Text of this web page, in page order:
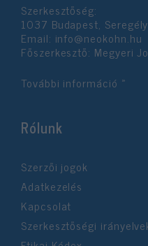
Szerkesztőség:
1037 Budapest,
Email: info@neokohn.hu
Főszerkesztő: Megyeri
További információ »
Rólunk
Szerzői jogok
Adatkezelés
Kapcsolat
Szerkesztőségi